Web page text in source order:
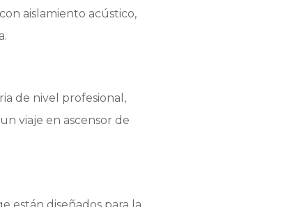
aislamiento acústico,
de nivel profesional,
viaje en ascensor de